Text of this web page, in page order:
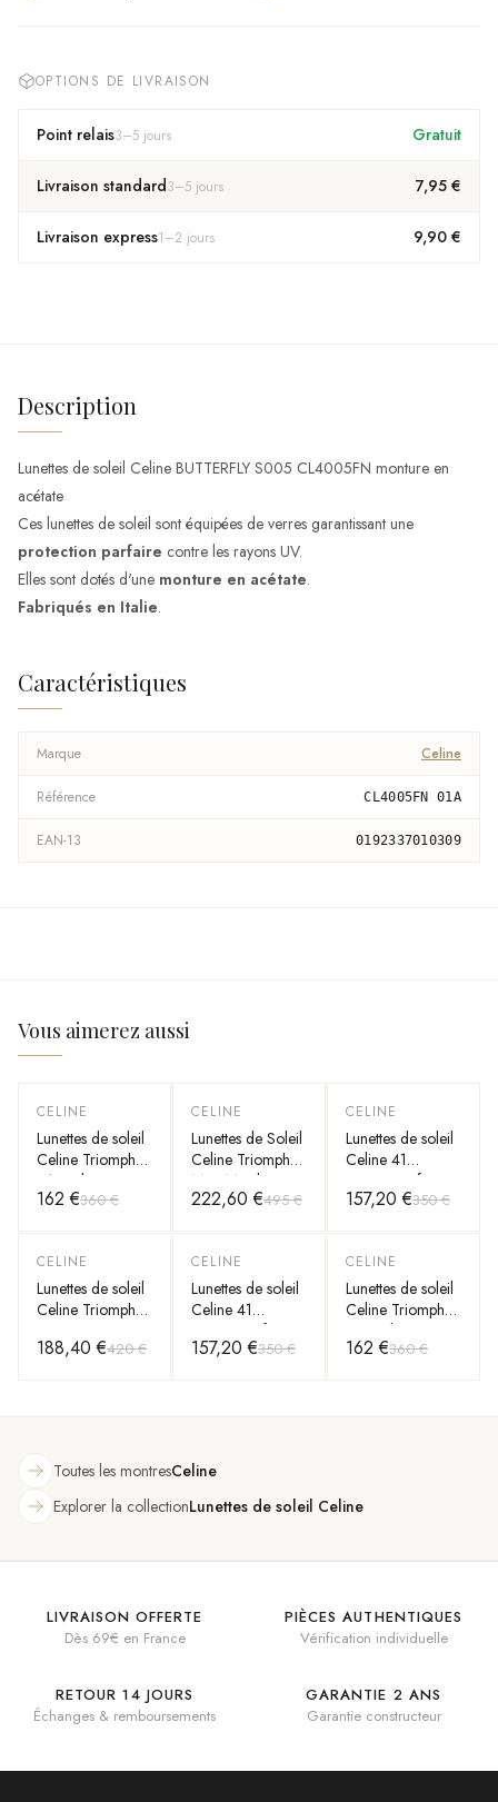
OPTIONS DE LIVRAISON
Point relais3–5 jours Gratuit
Livraison standard3–5 jours 7,95 €
Livraison express1–2 jours 9,90 €
Description
Lunettes de soleil Celine BUTTERFLY S005 CL4005FN monture en
acétate
Ces lunettes de soleil sont équipées de verres garantissant une
protection parfaire contre les rayons UV.
Elles sont dotés d'une monture en acétate.
Fabriqués en Italie.
Caractéristiques
Marque Celine
Référence CL4005FN 01A
EAN-13 0192337010309
Vous aimerez aussi
-55 %
CELINE
Lunettes de soleil
Celine Triomphe
01 ovales
CL40194U en
162 €360 €
-55 %
CELINE
Lunettes de Soleil
Celine Triomphe
Maxi Metal
CL40283U
222,60 €495 €
-55 %
CELINE
Lunettes de soleil
Celine 41
CL40232I forme
rectangle
157,20 €350 €
-55 %
CELINE
Lunettes de soleil
Celine Triomphe
acétate
188,40 €420 €
-55 %
CELINE
Lunettes de soleil
Celine 41
CL40232I forme
rectangle
157,20 €350 €
-55 %
CELINE
Lunettes de soleil
Celine Triomphe
01 ovales
CL40194U en
162 €360 €
Toutes les montresCeline
Explorer la collectionLunettes de soleil Celine
LIVRAISON OFFERTE
Dès 69€ en France
PIÈCES AUTHENTIQUES
Vérification individuelle
RETOUR 14 JOURS
Échanges & remboursements
GARANTIE 2 ANS
Garantie constructeur